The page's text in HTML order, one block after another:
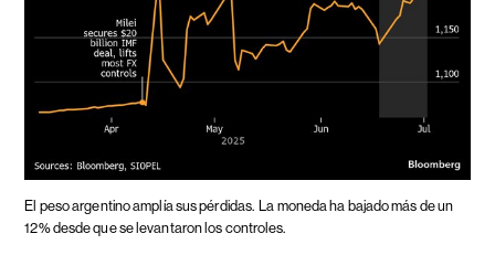
El peso argentino amplía sus pérdidas. La moneda ha bajado más de un
12% desde que se levantaron los controles.